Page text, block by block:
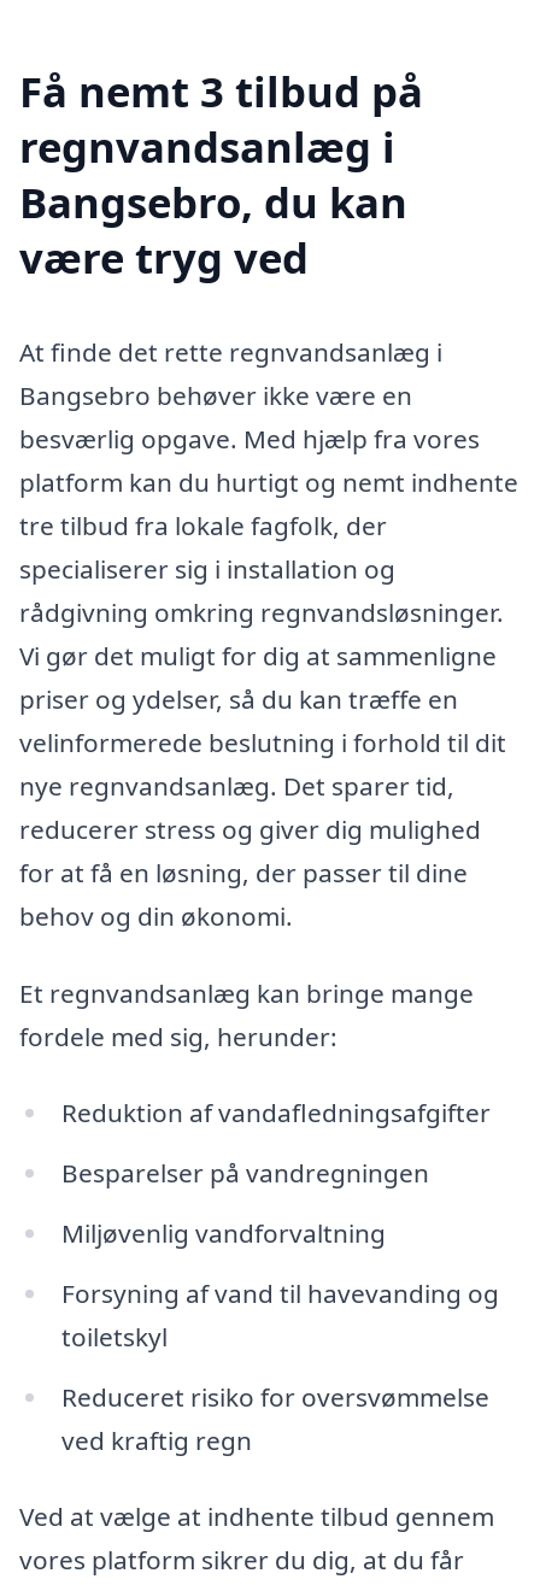
Få nemt 3 tilbud på
regnvandsanlæg i
Bangsebro, du kan
være tryg ved
At finde det rette regnvandsanlæg i
Bangsebro behøver ikke være en
besværlig opgave. Med hjælp fra vores
platform kan du hurtigt og nemt indhente
tre tilbud fra lokale fagfolk, der
specialiserer sig i installation og
rådgivning omkring regnvandsløsninger.
Vi gør det muligt for dig at sammenligne
priser og ydelser, så du kan træffe en
velinformerede beslutning i forhold til dit
nye regnvandsanlæg. Det sparer tid,
reducerer stress og giver dig mulighed
for at få en løsning, der passer til dine
behov og din økonomi.
Et regnvandsanlæg kan bringe mange
fordele med sig, herunder:
Reduktion af vandafledningsafgifter
Besparelser på vandregningen
Miljøvenlig vandforvaltning
Forsyning af vand til havevanding og
toiletskyl
Reduceret risiko for oversvømmelse
ved kraftig regn
Ved at vælge at indhente tilbud gennem
vores platform sikrer du dig, at du får